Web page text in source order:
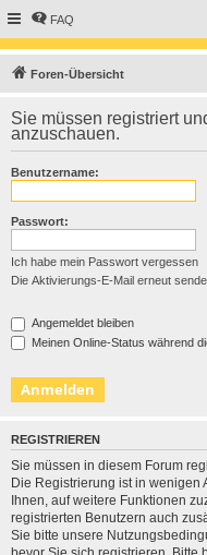
FAQ
Foren-Übersicht
Sie müssen registriert
anzuschauen.
Benutzername:
Passwort:
Ich habe mein Passwort vergessen
Die Aktivierungs-E-Mail erneut
Angemeldet bleiben
Meinen Online-Status während
REGISTRIEREN
Sie müssen in diesem Forum
Die Registrierung ist in wenigen
Ihnen, auf weitere Funktionen
registrierten Benutzern auch
Sie bitte unsere